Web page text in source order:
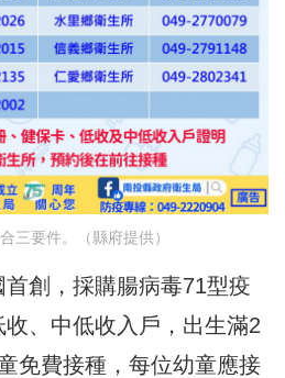
三要件。（縣府提供）
創，採購腸病毒71型疫
、中低收入戶，出生滿2
免費接種，每位幼童應接